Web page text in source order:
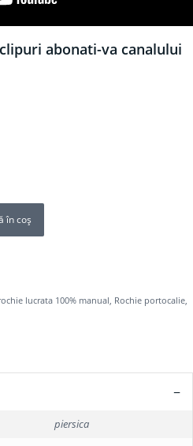
abonati-va canalului
în coș
lucrata 100% manual, Rochie portocalie,
piersica